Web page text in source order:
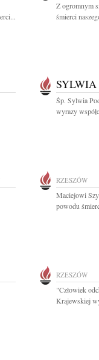
Z ogromnym
śmierci
Śp. Sylwia
wyrazy
RZESZÓW
Maciejowi
powodu
RZESZÓW
"Człowiek
Krajewskiej